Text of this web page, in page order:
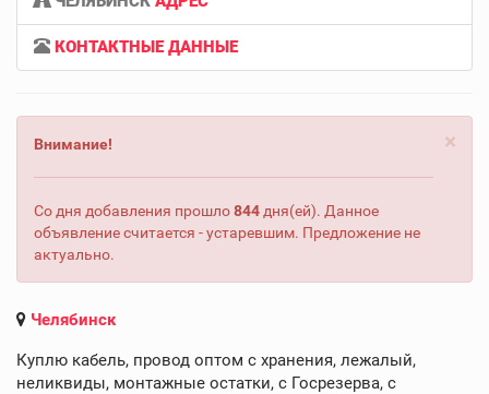
КОНТАКТНЫЕ ДАННЫЕ
×
Внимание!
Со дня добавления прошло844 дня(ей). Данное
объявление считается - устаревшим. Предложение не
актуально.
Челябинск
Куплю кабель, провод оптом с хранения, лежалый,
неликвиды, монтажные остатки, с Госрезерва, с